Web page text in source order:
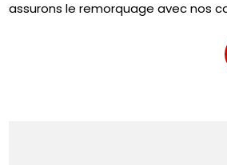
assurons le remorquage avec nos